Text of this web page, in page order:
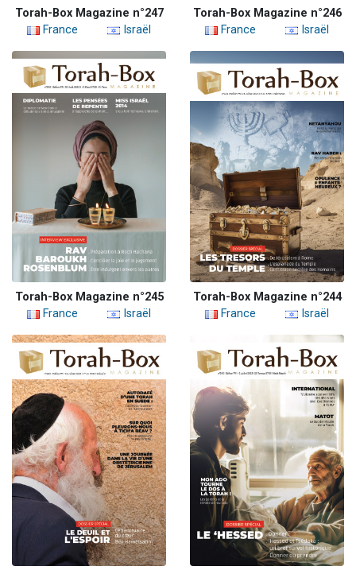
Torah-Box Magazine n°247
France
Israël
Torah-Box Magazine n°246
France
Israël
Torah-Box Magazine n°245
France
Israël
Torah-Box Magazine n°244
France
Israël